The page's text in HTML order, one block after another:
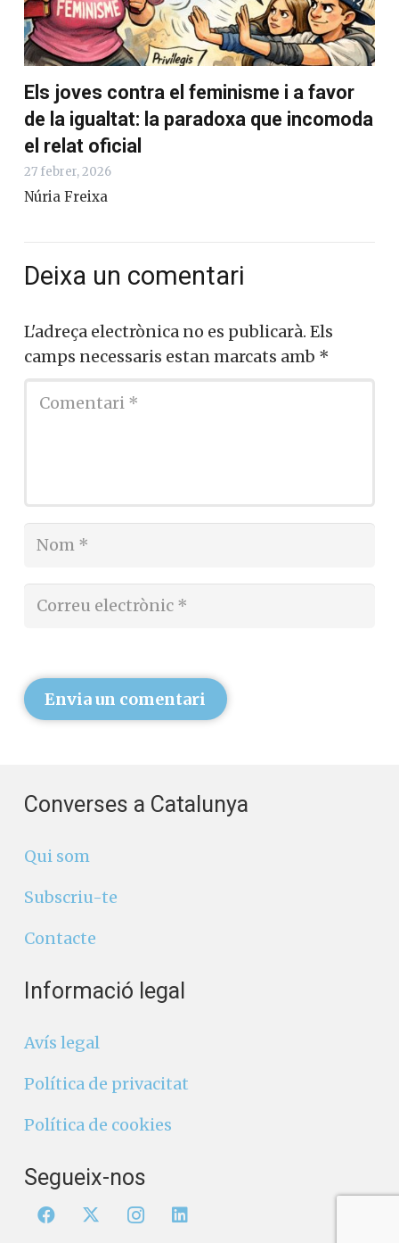
Els joves contra el feminisme i a favor
de la igualtat: la paradoxa que incomoda
el relat oficial
27 febrer, 2026
Núria Freixa
Deixa un comentari
L'adreça electrònica no es publicarà. Els
camps necessaris estan marcats amb *
Envia un comentari
Converses a Catalunya
Qui som
Subscriu-te
Contacte
Informació legal
Avís legal
Política de privacitat
Política de cookies
Segueix-nos